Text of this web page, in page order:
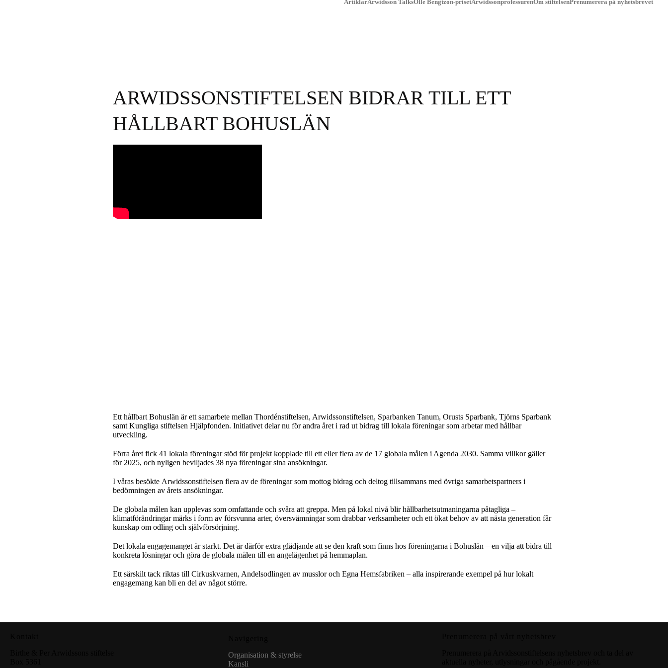
ArtiklarArwidsson TalksOlle Bengtzon-prisetArwidssonprofessurenOm stiftelsenPrenumerera på nyhetsbrevet
ARWIDSSONSTIFTELSEN BIDRAR TILL ETT
HÅLLBART BOHUSLÄN
Ett hållbart Bohuslän är ett samarbete mellan Thordénstiftelsen, Arwidssonstiftelsen, Sparbanken Tanum, Orusts Sparbank, Tjörns Sparbank
samt Kungliga stiftelsen Hjälpfonden. Initiativet delar nu för andra året i rad ut bidrag till lokala föreningar som arbetar med hållbar
utveckling.
Förra året fick 41 lokala föreningar stöd för projekt kopplade till ett eller flera av de 17 globala målen i Agenda 2030. Samma villkor gäller
för 2025, och nyligen beviljades 38 nya föreningar sina ansökningar.
I våras besökte Arwidssonstiftelsen flera av de föreningar som mottog bidrag och deltog tillsammans med övriga samarbetspartners i
bedömningen av årets ansökningar.
De globala målen kan upplevas som omfattande och svåra att greppa. Men på lokal nivå blir hållbarhetsutmaningarna påtagliga –
klimatförändringar märks i form av försvunna arter, översvämningar som drabbar verksamheter och ett ökat behov av att nästa generation får
kunskap om odling och självförsörjning.
Det lokala engagemanget är starkt. Det är därför extra glädjande att se den kraft som finns hos föreningarna i Bohuslän – en vilja att bidra till
konkreta lösningar och göra de globala målen till en angelägenhet på hemmaplan.
Ett särskilt tack riktas till Cirkuskvarnen, Andelsodlingen av musslor och Egna Hemsfabriken – alla inspirerande exempel på hur lokalt
engagemang kan bli en del av något större.
Organisation & styrelse
Kansli